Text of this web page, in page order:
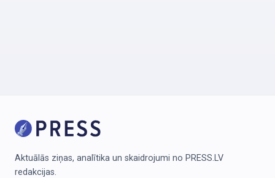
Aktuālās ziņas, analītika un skaidrojumi no PRESS.LV
redakcijas.